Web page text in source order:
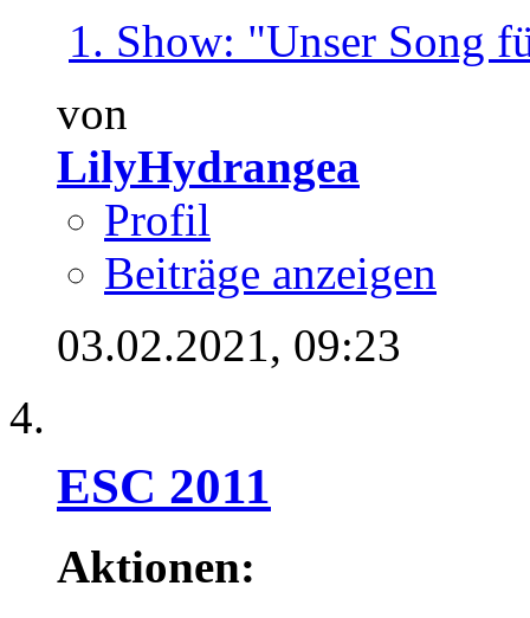
1. Show: "Unser Song
von
LilyHydrangea
Profil
Beiträge anzeigen
03.02.2021, 09:23
ESC 2011
Aktionen: